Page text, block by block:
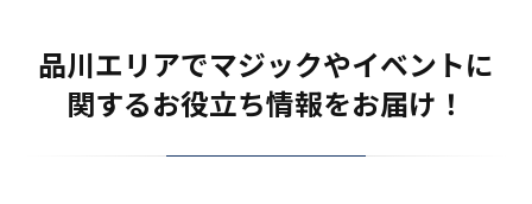
品川エリアでマジックやイベントに
関するお役立ち情報をお届け！